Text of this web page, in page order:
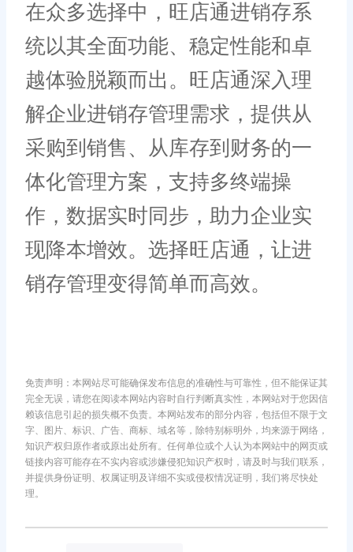
在众多选择中，旺店通进销存系
统以其全面功能、稳定性能和卓
越体验脱颖而出。旺店通深入理
解企业进销存管理需求，提供从
采购到销售、从库存到财务的一
体化管理方案，支持多终端操
作，数据实时同步，助力企业实
现降本增效。选择旺店通，让进
销存管理变得简单而高效。
免责声明：本网站尽可能确保发布信息的准确性与可靠性，但不能保证其
完全无误，请您在阅读本网站内容时自行判断真实性，本网站对于您因信
赖该信息引起的损失概不负责。本网站发布的部分内容，包括但不限于文
字、图片、标识、广告、商标、域名等，除特别标明外，均来源于网络，
知识产权归原作者或原出处所有。任何单位或个人认为本网站中的网页或
链接内容可能存在不实内容或涉嫌侵犯知识产权时，请及时与我们联系，
并提供身份证明、权属证明及详细不实或侵权情况证明，我们将尽快处
理。